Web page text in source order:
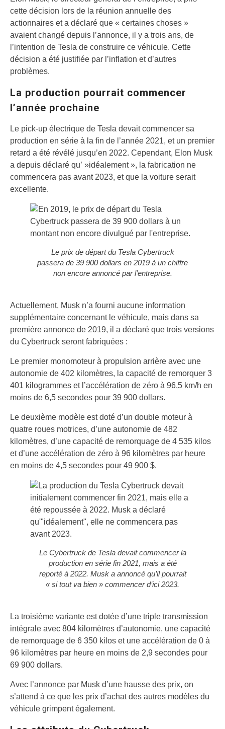
cette décision lors de la réunion annuelle des
actionnaires et a déclaré que « certaines choses »
avaient changé depuis l’annonce, il y a trois ans, de
l’intention de Tesla de construire ce véhicule. Cette
décision a été justifiée par l’inflation et d’autres
problèmes.
La production pourrait commencer
l’année prochaine
Le pick-up électrique de Tesla devait commencer sa
production en série à la fin de l’année 2021, et un premier
retard a été révélé jusqu’en 2022. Cependant, Elon Musk
a depuis déclaré qu’ »idéalement », la fabrication ne
commencera pas avant 2023, et que la voiture serait
excellente.
Le prix de départ du Tesla Cybertruck
passera de 39 900 dollars en 2019 à un chiffre
non encore annoncé par l’entreprise.
Actuellement, Musk n’a fourni aucune information
supplémentaire concernant le véhicule, mais dans sa
première annonce de 2019, il a déclaré que trois versions
du Cybertruck seront fabriquées :
Le premier monomoteur à propulsion arrière avec une
autonomie de 402 kilomètres, la capacité de remorquer 3
401 kilogrammes et l’accélération de zéro à 96,5 km/h en
moins de 6,5 secondes pour 39 900 dollars.
Le deuxième modèle est doté d’un double moteur à
quatre roues motrices, d’une autonomie de 482
kilomètres, d’une capacité de remorquage de 4 535 kilos
et d’une accélération de zéro à 96 kilomètres par heure
en moins de 4,5 secondes pour 49 900 $.
Le Cybertruck de Tesla devait commencer la
production en série fin 2021, mais a été
reporté à 2022. Musk a annoncé qu’il pourrait
« si tout va bien » commencer d’ici 2023.
La troisième variante est dotée d’une triple transmission
intégrale avec 804 kilomètres d’autonomie, une capacité
de remorquage de 6 350 kilos et une accélération de 0 à
96 kilomètres par heure en moins de 2,9 secondes pour
69 900 dollars.
Avec l’annonce par Musk d’une hausse des prix, on
s’attend à ce que les prix d’achat des autres modèles du
véhicule grimpent également.